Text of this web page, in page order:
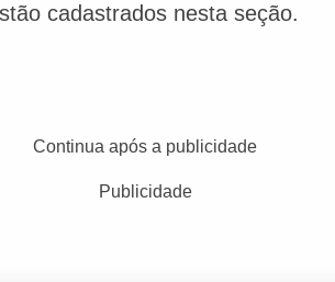
cadastrados nesta seção.
Continua após a publicidade
Publicidade